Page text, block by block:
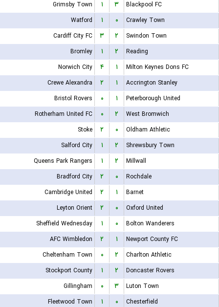
Grimsby Town
۱ ۳
Blackpool FC
Watford
۱ ۰
Crawley Town
Cardiff City FC
۳ ۲
Swindon Town
Bromley
۱ ۲
Reading
Norwich City
۴ ۱
Milton Keynes Dons FC
Crewe Alexandra
۲ ۱
Accrington Stanley
Bristol Rovers
۰ ۱
Peterborough United
Rotherham United FC
۰ ۲
West Bromwich
Stoke
۲ ۰
Oldham Athletic
Salford City
۱ ۲
Shrewsbury Town
Queens Park Rangers
۱ ۲
Millwall
Bradford City
۲ ۰
Rochdale
Cambridge United
۲ ۱
Barnet
Leyton Orient
۲ ۰
Oxford United
Sheffield Wednesday
۱ ۰
Bolton Wanderers
AFC Wimbledon
۲ ۱
Newport County FC
Cheltenham Town
۰ ۲
Charlton Athletic
Stockport County
۱ ۲
Doncaster Rovers
Gillingham
۰ ۳
Luton Town
Fleetwood Town
۱ ۰
Chesterfield